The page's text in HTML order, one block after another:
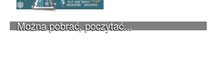
Można pobrać, poczytać...